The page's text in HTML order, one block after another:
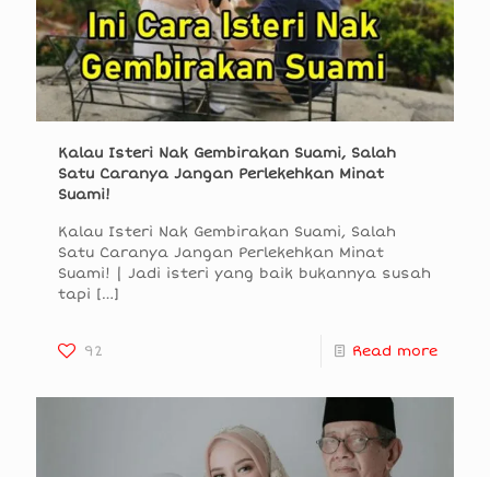
Kalau Isteri Nak Gembirakan Suami, Salah
Satu Caranya Jangan Perlekehkan Minat
Suami!
Kalau Isteri Nak Gembirakan Suami, Salah
Satu Caranya Jangan Perlekehkan Minat
Suami! | Jadi isteri yang baik bukannya susah
tapi […]
92 Read more